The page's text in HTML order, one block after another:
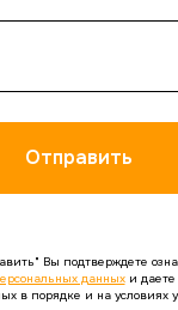
Отправить
Вы подтверждете
данныхи даете
в порядке и на условиях